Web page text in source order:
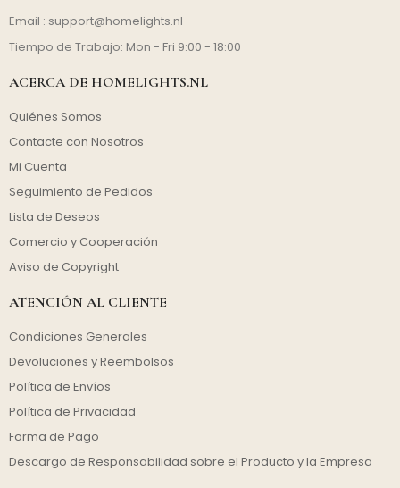
Email : support@homelights.nl
Tiempo de Trabajo: Mon - Fri 9:00 - 18:00
ACERCA DE HOMELIGHTS.NL
Quiénes Somos
Contacte con Nosotros
Mi Cuenta
Seguimiento de Pedidos
Lista de Deseos
Comercio y Cooperación
Aviso de Copyright
ATENCIÓN AL CLIENTE
Condiciones Generales
Devoluciones y Reembolsos
Política de Envíos
Política de Privacidad
Forma de Pago
Descargo de Responsabilidad sobre el Producto y la Empresa